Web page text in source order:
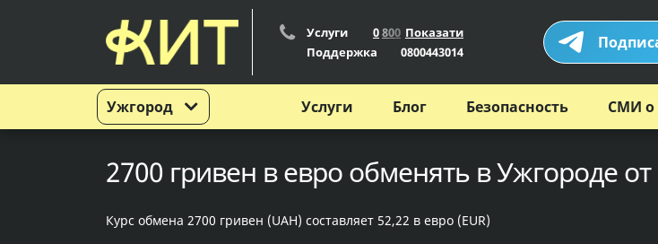
Ужгород
Услуги 0800 Показати
Поддержка
0800443014
Услуги Блог Безопасность СМИ о
2700 гривен в евро обменять в Ужгороде
Курс обмена 2700 гривен (UAH) составляет 52,22 в евро (EUR)